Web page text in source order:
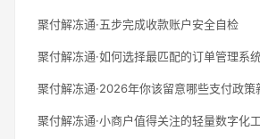
聚付解冻通·五步完成收款账户安全自检
聚付解冻通·如何选择最匹配的订单管理系
聚付解冻通·2026年你该留意哪些支付政策
聚付解冻通·小商户值得关注的轻量数字化